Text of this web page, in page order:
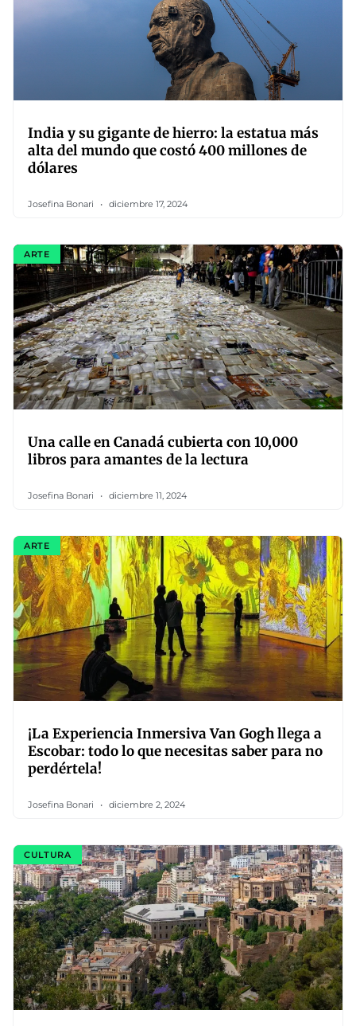
India y su gigante de hierro: la estatua más
alta del mundo que costó 400 millones de
dólares
Josefina Bonari diciembre 17, 2024
ARTE
Una calle en Canadá cubierta con 10,000
libros para amantes de la lectura
Josefina Bonari diciembre 11, 2024
ARTE
¡La Experiencia Inmersiva Van Gogh llega a
Escobar: todo lo que necesitas saber para no
perdértela!
Josefina Bonari diciembre 2, 2024
CULTURA